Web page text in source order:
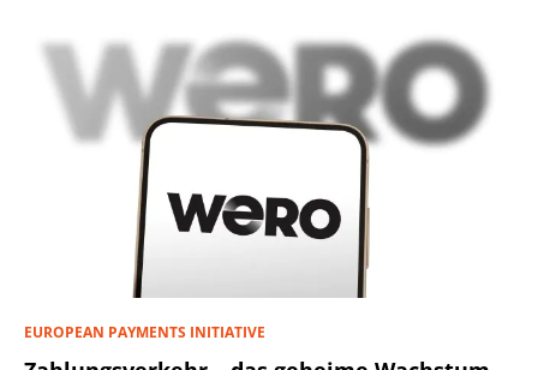
EUROPEAN PAYMENTS INITIATIVE